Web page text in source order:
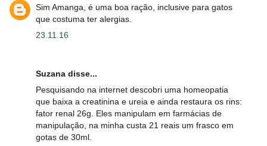
Sim Amanga, é uma boa ração, inclusive para gatos
que costuma ter alergias.
23.11.16
Suzana disse...
Pesquisando na internet descobri uma homeopatia
que baixa a creatinina e ureia e ainda restaura os rins:
fator renal 26g. Eles manipulam em farmácias de
manipulação, na minha custa 21 reais um frasco em
gotas de 30ml.